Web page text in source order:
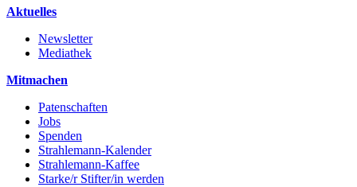
Aktuelles
Newsletter
Mediathek
Mitmachen
Patenschaften
Jobs
Spenden
Strahlemann-Kalender
Strahlemann-Kaffee
Starke/r Stifter/in werden